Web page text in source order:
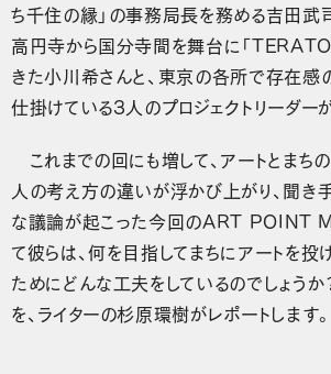
ち千住の縁」の事務局長を務める吉田武
高円寺から国分寺間を舞台に「
きた小川希さんと、東京の各所で存在感
仕掛けている3人のプロジェクトリーダー
これまでの回にも増して、アートとまち
人の考え方の違いが浮かび上がり、聞き
な議論が起こった今回のART POINT
て彼らは、何を目指してまちにアートを投
ためにどんな工夫をしているのでしょう
を、ライターの杉原環樹がレポートします。